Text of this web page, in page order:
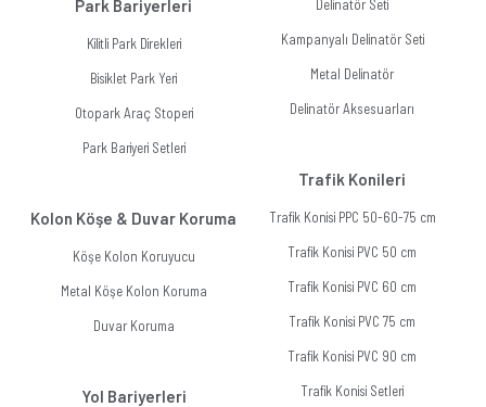
Park Bariyerleri
Kilitli Park Direkleri
Bisiklet Park Yeri
Otopark Araç Stoperi
Park Bariyeri Setleri
Kolon Köşe & Duvar Koruma
Köşe Kolon Koruyucu
Metal Köşe Kolon Koruma
Duvar Koruma
Yol Bariyerleri
Delinatör Seti
Kampanyalı Delinatör Seti
Metal Delinatör
Delinatör Aksesuarları
Trafik Konileri
Trafik Konisi PPC 50-60-75 cm
Trafik Konisi PVC 50 cm
Trafik Konisi PVC 60 cm
Trafik Konisi PVC 75 cm
Trafik Konisi PVC 90 cm
Trafik Konisi Setleri